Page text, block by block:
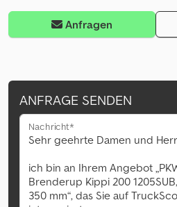
Anfragen
ANFRAGE SENDEN
Nachricht*